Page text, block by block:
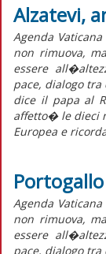
Alzatevi,
Agenda
non rimuova,
essere
pace, dialogo
dice il papa al
affetto� le dieci
Europea e
Portogallo
Agenda
non rimuova,
essere
pace, dialogo